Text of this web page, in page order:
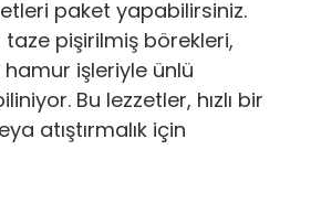
paket yapabilirsiniz.
taze pişirilmiş börekleri,
hamur işleriyle ünlü
Bu lezzetler, hızlı bir
atıştırmalık için